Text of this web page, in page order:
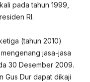
pada tahun 1999,
RI.
(tahun 2010)
jasa-jasa
30 Desember 2009.
Gus Dur dapat dikaji